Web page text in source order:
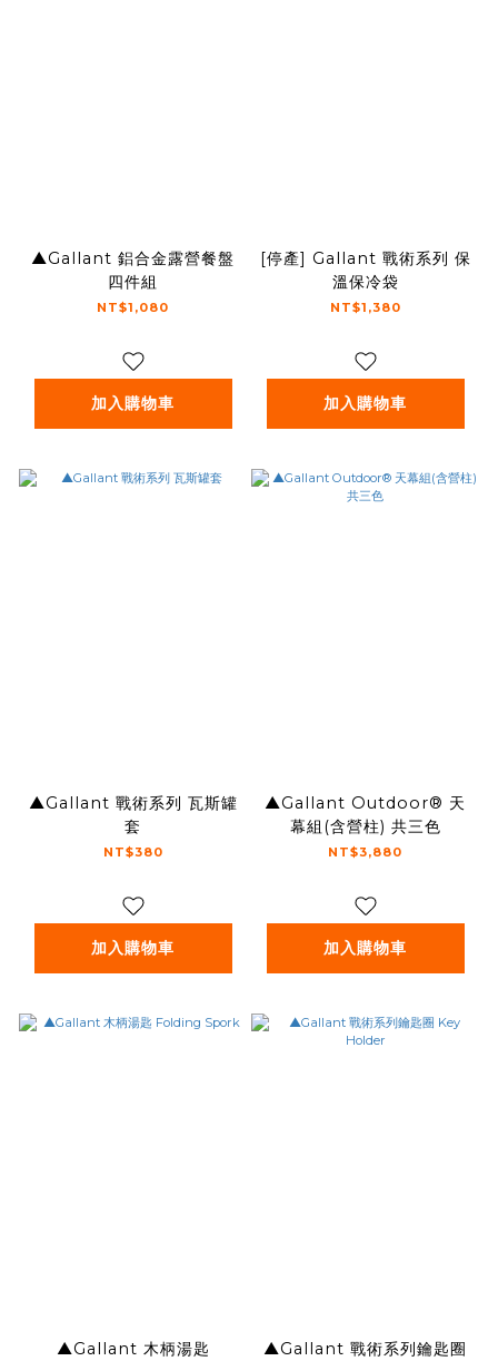
▲Gallant 鋁合金露營餐盤
四件組
NT$1,080
加入購物車
[停產] Gallant 戰術系列 保
溫保冷袋
NT$1,380
加入購物車
▲Gallant 戰術系列 瓦斯罐
套
NT$380
加入購物車
▲Gallant Outdoor®️ 天
幕組(含營柱) 共三色
NT$3,880
加入購物車
▲Gallant 木柄湯匙
▲Gallant 戰術系列鑰匙圈